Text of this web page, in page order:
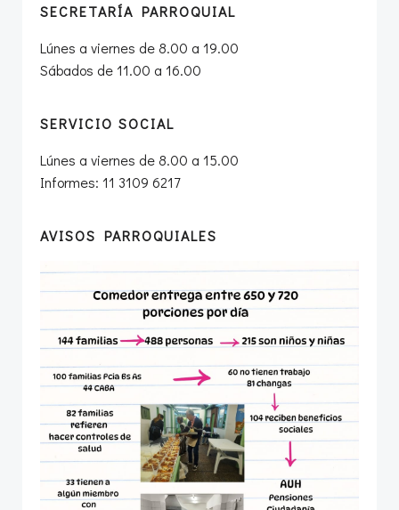
SECRETARÍA PARROQUIAL
Lúnes a viernes de 8.00 a 19.00
Sábados de 11.00 a 16.00
SERVICIO SOCIAL
Lúnes a viernes de 8.00 a 15.00
Informes: 11 3109 6217
AVISOS PARROQUIALES